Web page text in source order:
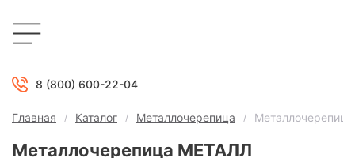
8 (800) 600-22-04
Главная Каталог Металлочерепица
Металлочерепица МЕТАЛЛ